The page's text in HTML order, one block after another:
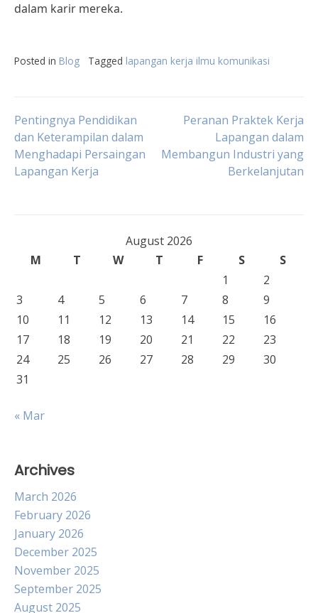
dalam karir mereka.
Posted in Blog Tagged lapangan kerja ilmu komunikasi
Post
navigation
Pentingnya Pendidikan
dan Keterampilan dalam
Menghadapi Persaingan
Lapangan Kerja
Peranan Praktek Kerja
Lapangan dalam
Membangun Industri yang
Berkelanjutan
August 2026
M
T W T F S
S
1
2
3
4 5 6 7 8
9
10
11 12 13 14 15
16
17
18 19 20 21 22
23
24
25 26 27 28 29
30
31
« Mar
Archives
March 2026
February 2026
January 2026
December 2025
November 2025
September 2025
August 2025